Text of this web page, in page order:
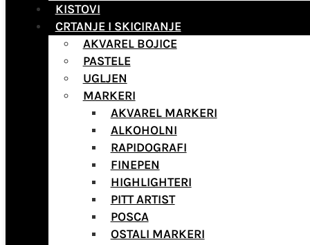
KISTOVI
CRTANJE I SKICIRANJE
AKVAREL BOJICE
PASTELE
UGLJEN
MARKERI
AKVAREL MARKERI
ALKOHOLNI
RAPIDOGRAFI
FINEPEN
HIGHLIGHTERI
PITT ARTIST
POSCA
OSTALI MARKERI